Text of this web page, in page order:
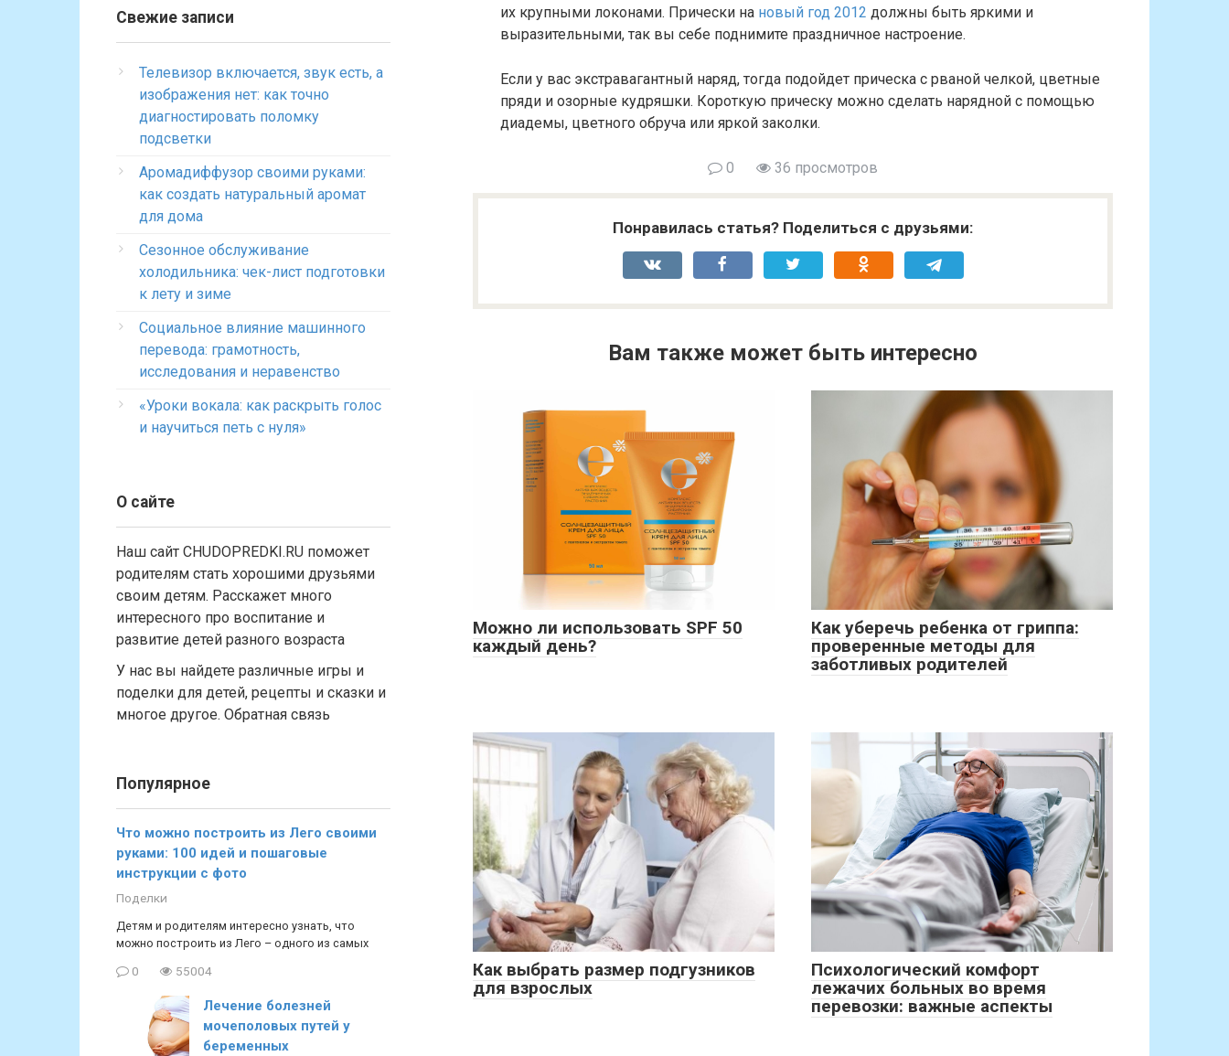
их крупными локонами. Прически на новый год 2012 должны быть яркими и
выразительными, так вы себе поднимите праздничное настроение.
Если у вас экстравагантный наряд, тогда подойдет прическа с рваной челкой, цветные
пряди и озорные кудряшки. Короткую прическу можно сделать нарядной с помощью
диадемы, цветного обруча или яркой заколки.
0 36 просмотров
Понравилась статья? Поделиться с друзьями:
Вам также может быть интересно
Можно ли использовать SPF 50
каждый день?
Как уберечь ребенка от гриппа:
проверенные методы для
заботливых родителей
Как выбрать размер подгузников
для взрослых
Психологический комфорт
лежачих больных во время
перевозки: важные аспекты
Свежие записи
Телевизор включается, звук есть, а
изображения нет: как точно
диагностировать поломку
подсветки
Аромадиффузор своими руками:
как создать натуральный аромат
для дома
Сезонное обслуживание
холодильника: чек-лист подготовки
к лету и зиме
Социальное влияние машинного
перевода: грамотность,
исследования и неравенство
«Уроки вокала: как раскрыть голос
и научиться петь с нуля»
О сайте
Наш сайт CHUDOPREDKI.RU поможет
родителям стать хорошими друзьями
своим детям. Расскажет много
интересного про воспитание и
развитие детей разного возраста
У нас вы найдете различные игры и
поделки для детей, рецепты и сказки и
многое другое. Обратная связь
Популярное
Что можно построить из Лего своими
руками: 100 идей и пошаговые
инструкции с фото
Поделки
Детям и родителям интересно узнать, что
можно построить из Лего – одного из самых
0 55004
Лечение болезней
мочеполовых путей у
беременных